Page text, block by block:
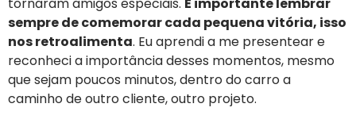
sempre de comemorar cada pequena vitória, isso
nos retroalimenta. Eu aprendi a me presentear e
reconheci a importância desses momentos, mesmo
que sejam poucos minutos, dentro do carro a
caminho de outro cliente, outro projeto.